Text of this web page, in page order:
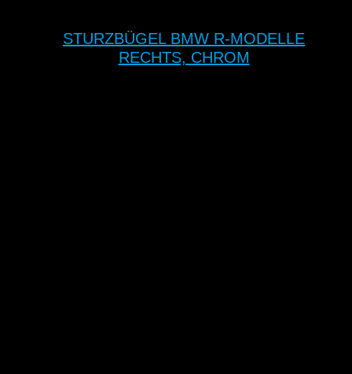
STURZBÜGEL BMW R-MODELLE
RECHTS, CHROM